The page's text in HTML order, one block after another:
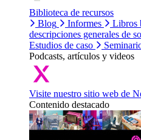
Biblioteca de recursos
Blog
Informes Libros
descripciones generales de
Estudios de caso
Podcasts, artículos y videos
Visite nuestro sitio web de
Contenido destacado